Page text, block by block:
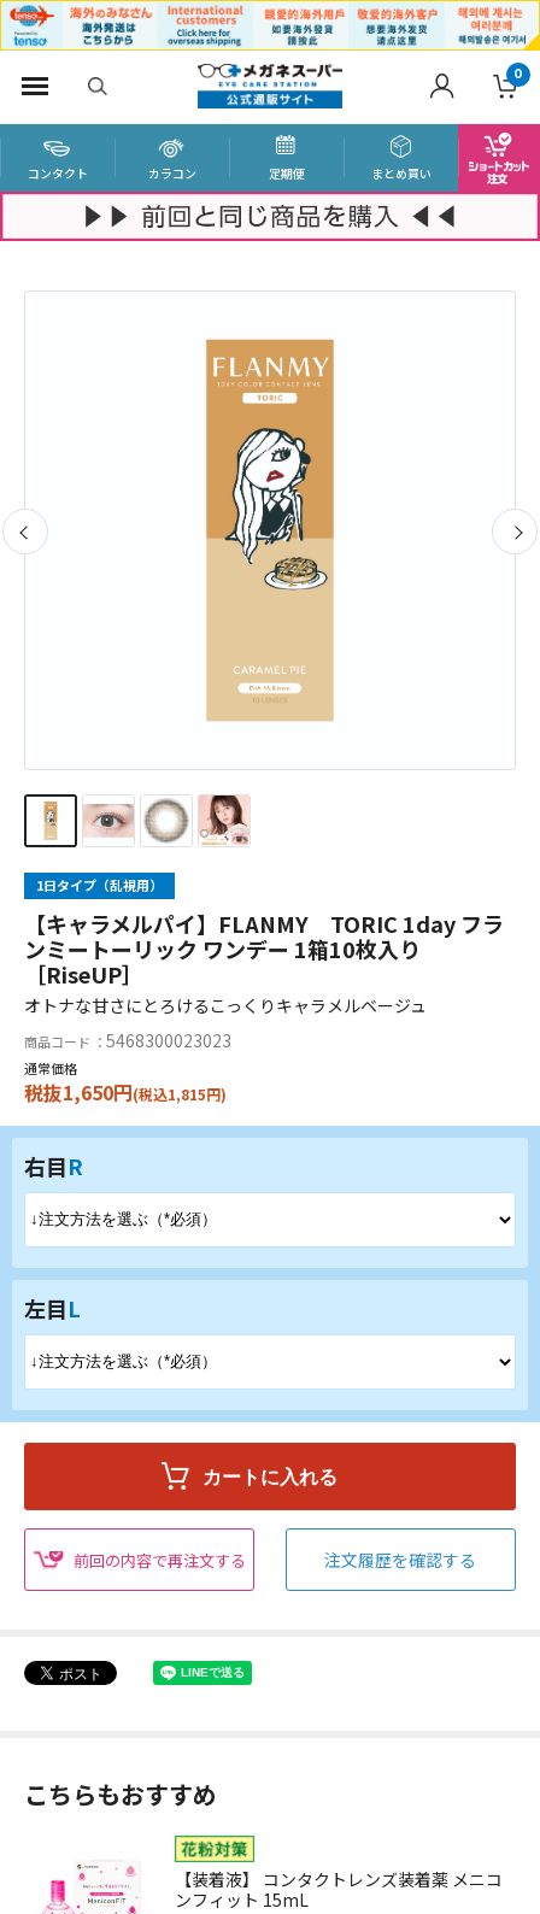
0
コンタクト カラコン 定期便 まとめ買い
1日タイプ（乱視用）
【キャラメルパイ】FLANMY TORIC 1day フラ
ンミートーリック ワンデー 1箱10枚入り
［RiseUP］
オトナな甘さにとろけるこっくりキャラメルベージュ
商品コード ： 5468300023023
通常価格
税抜1,650円(税込1,815円)
右目R
左目L
前回の内容で再注文する 注文履歴を確認する
こちらもおすすめ
【装着液】 コンタクトレンズ装着薬 メニコ
ンフィット 15mL